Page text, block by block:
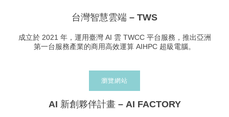
台灣智慧雲端 – TWS
成立於 2021 年，運用臺灣 AI 雲 TWCC 平台服務，推出亞洲
第一台服務產業的商用高效運算 AIHPC 超級電腦。
瀏覽網站
AI 新創夥伴計畫 – AI FACTORY